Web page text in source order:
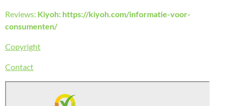
Reviews: Kiyoh: https://kiyoh.com/informatie-voor-
consumenten/
Copyright
Contact